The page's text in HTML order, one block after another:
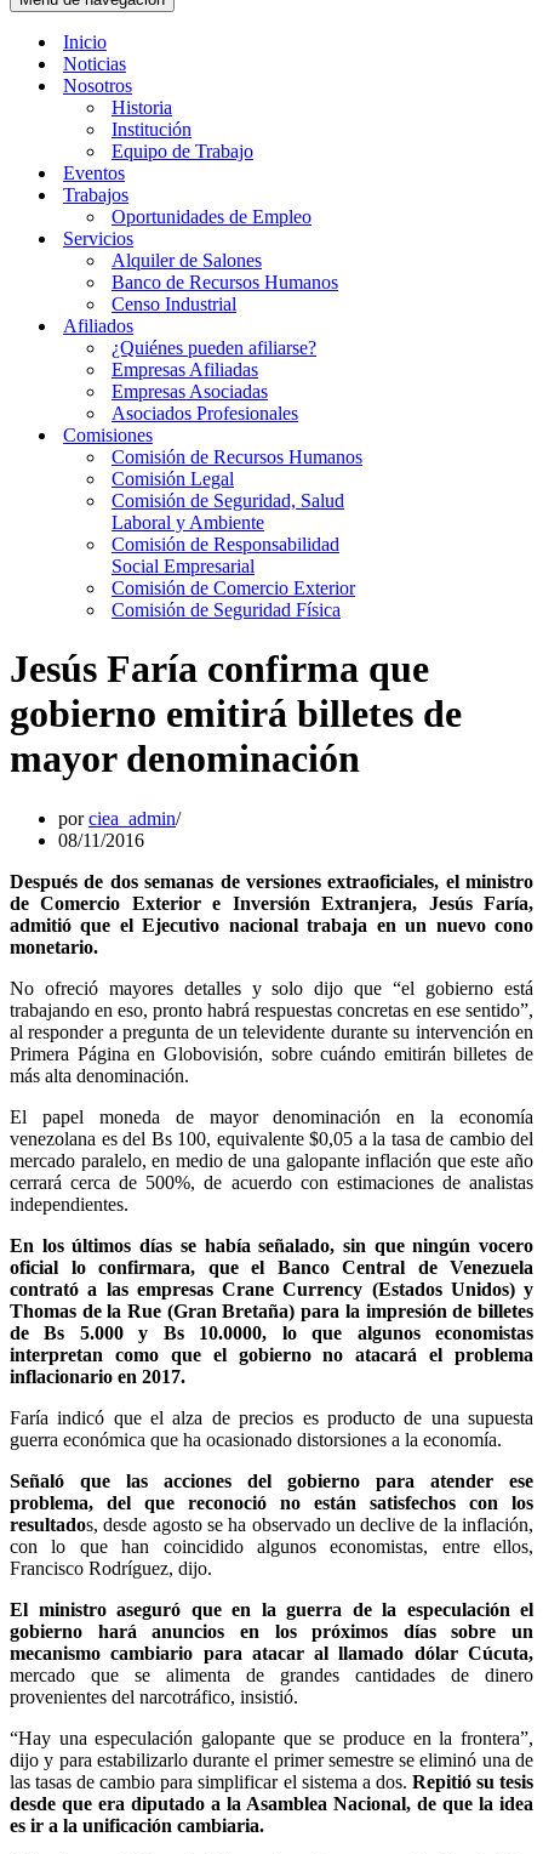
Inicio
Noticias
Nosotros
Historia
Institución
Equipo de Trabajo
Eventos
Trabajos
Oportunidades de Empleo
Servicios
Alquiler de Salones
Banco de Recursos Humanos
Censo Industrial
Afiliados
¿Quiénes pueden afiliarse?
Empresas Afiliadas
Empresas Asociadas
Asociados Profesionales
Comisiones
Comisión de Recursos Humanos
Comisión Legal
Comisión de Seguridad, Salud
Laboral y Ambiente
Comisión de Responsabilidad
Social Empresarial
Comisión de Comercio Exterior
Comisión de Seguridad Física
Jesús Faría confirma que
gobierno emitirá billetes de
mayor denominación
porciea_admin
08/11/2016
Después de dos semanas de versiones extraoficiales, el ministro
de Comercio Exterior e Inversión Extranjera, Jesús Faría,
admitió que el Ejecutivo nacional trabaja en un nuevo cono
monetario.
No ofreció mayores detalles y solo dijo que “el gobierno está
trabajando en eso, pronto habrá respuestas concretas en ese sentido”,
al responder a pregunta de un televidente durante su intervención en
Primera Página en Globovisión, sobre cuándo emitirán billetes de
más alta denominación.
El papel moneda de mayor denominación en la economía
venezolana es del Bs 100, equivalente $0,05 a la tasa de cambio del
mercado paralelo, en medio de una galopante inflación que este año
cerrará cerca de 500%, de acuerdo con estimaciones de analistas
independientes.
En los últimos días se había señalado, sin que ningún vocero
oficial lo confirmara, que el Banco Central de Venezuela
contrató a las empresas Crane Currency (Estados Unidos) y
Thomas de la Rue (Gran Bretaña) para la impresión de billetes
de Bs 5.000 y Bs 10.0000, lo que algunos economistas
interpretan como que el gobierno no atacará el problema
inflacionario en 2017.
Faría indicó que el alza de precios es producto de una supuesta
guerra económica que ha ocasionado distorsiones a la economía.
Señaló que las acciones del gobierno para atender ese
problema, del que reconoció no están satisfechos con los
resultados, desde agosto se ha observado un declive de la inflación,
con lo que han coincidido algunos economistas, entre ellos,
Francisco Rodríguez, dijo.
El ministro aseguró que en la guerra de la especulación el
gobierno hará anuncios en los próximos días sobre un
mecanismo cambiario para atacar al llamado dólar Cúcuta,
mercado que se alimenta de grandes cantidades de dinero
provenientes del narcotráfico, insistió.
“Hay una especulación galopante que se produce en la frontera”,
dijo y para estabilizarlo durante el primer semestre se eliminó una de
las tasas de cambio para simplificar el sistema a dos. Repitió su tesis
desde que era diputado a la Asamblea Nacional, de que la idea
es ir a la unificación cambiaria.